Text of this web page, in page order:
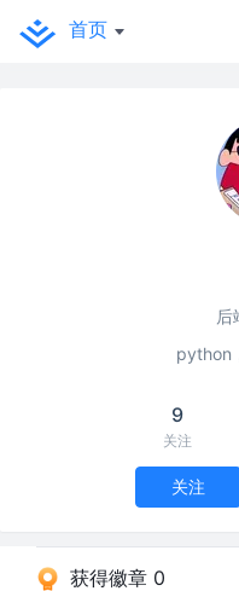
首页
后
python
9
关注
关注
获得徽章 0